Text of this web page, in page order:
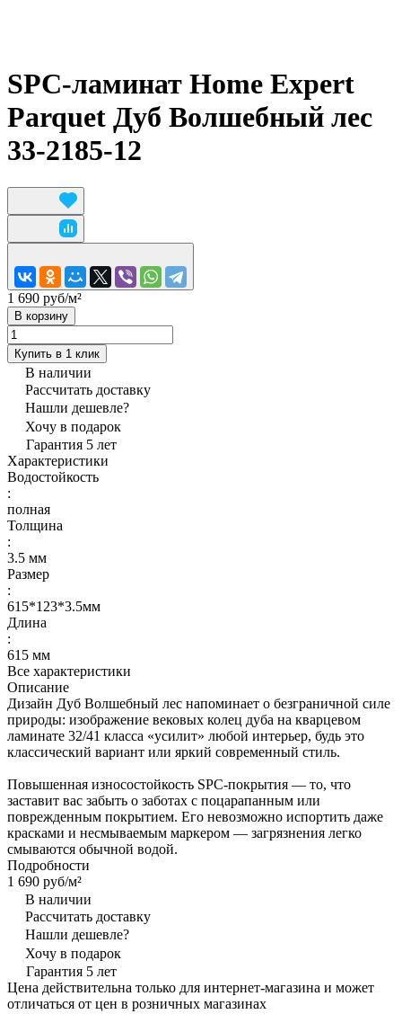
SPC-ламинат Home Expert
Parquet Дуб Волшебный лес
33-2185-12
1 690 руб/м²
В корзину
Купить в 1 клик
В наличии
Рассчитать доставку
Нашли дешевле?
Хочу в подарок
Гарантия 5 лет
Характеристики
Водостойкость
:
полная
Толщина
:
3.5 мм
Размер
:
615*123*3.5мм
Длина
:
615 мм
Все характеристики
Описание
Дизайн Дуб Волшебный лес напоминает о безграничной силе
природы: изображение вековых колец дуба на кварцевом
ламинате 32/41 класса «усилит» любой интерьер, будь это
классический вариант или яркий современный стиль.
Повышенная износостойкость SPC-покрытия — то, что
заставит вас забыть о заботах с поцарапанным или
поврежденным покрытием. Его невозможно испортить даже
красками и несмываемым маркером — загрязнения легко
смываются обычной водой.
Подробности
1 690 руб/м²
В наличии
Рассчитать доставку
Нашли дешевле?
Хочу в подарок
Гарантия 5 лет
Цена действительна только для интернет-магазина и может
отличаться от цен в розничных магазинах